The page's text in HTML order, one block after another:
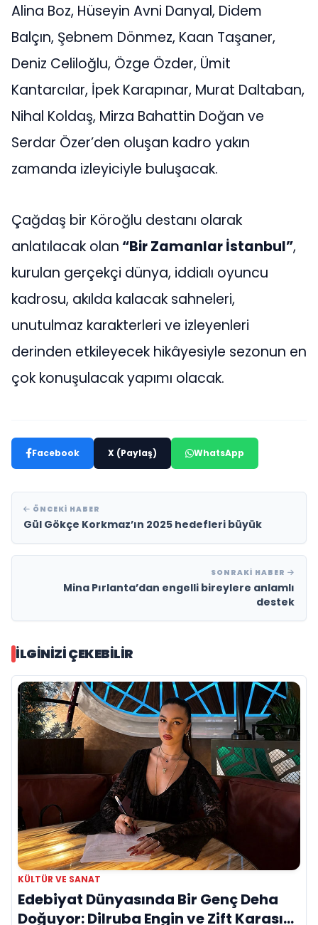
Alina Boz, Hüseyin Avni Danyal, Didem
Balçın, Şebnem Dönmez, Kaan Taşaner,
Deniz Celiloğlu, Özge Özder, Ümit
Kantarcılar, İpek Karapınar, Murat Daltaban,
Nihal Koldaş, Mirza Bahattin Doğan ve
Serdar Özer’den oluşan kadro yakın
zamanda izleyiciyle buluşacak.
Çağdaş bir Köroğlu destanı olarak
anlatılacak olan “Bir Zamanlar İstanbul”,
kurulan gerçekçi dünya, iddialı oyuncu
kadrosu, akılda kalacak sahneleri,
unutulmaz karakterleri ve izleyenleri
derinden etkileyecek hikâyesiyle sezonun en
çok konuşulacak yapımı olacak.
Facebook X (Paylaş) WhatsApp
ÖNCEKI HABER
Gül Gökçe Korkmaz’ın 2025 hedefleri büyük
SONRAKI HABER
Mina Pırlanta’dan engelli bireylere anlamlı
destek
İLGINIZI ÇEKEBILIR
KÜLTÜR VE SANAT
Edebiyat Dünyasında Bir Genç Deha
Doğuyor: Dilruba Engin ve Zift Karası